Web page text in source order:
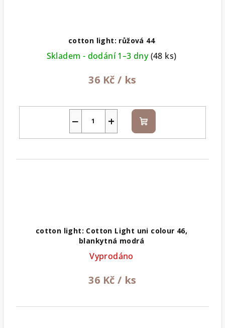
cotton light: růžová 44
Skladem - dodání 1–3 dny(48 ks)
36 Kč / ks
+
− Do
košíku
cotton light: Cotton Light uni colour 46,
blankytná modrá
Vyprodáno
36 Kč / ks